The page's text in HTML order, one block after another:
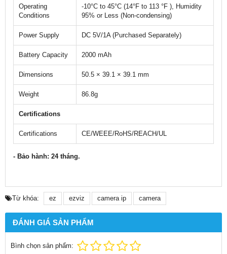
Operating
Conditions
-10°C to 45°C (14°F to 113 °F ), Humidity
95% or Less (Non-condensing)
Power Supply DC 5V/1A (Purchased Separately)
Battery Capacity 2000 mAh
Dimensions 50.5 × 39.1 × 39.1 mm
Weight 86.8g
Certifications
Certifications CE/WEEE/RoHS/REACH/UL
- Bảo hành: 24 tháng.
Từ khóa: ez ezviz camera ip camera
ĐÁNH GIÁ SẢN PHẨM
Bình chọn sản phẩm: